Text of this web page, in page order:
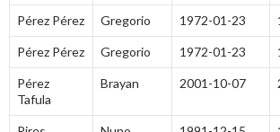
Pérez Pérez Gregorio 1972-01-23
Pérez Pérez Gregorio 1972-01-23
Pérez
Tafula
Brayan 2001-10-07